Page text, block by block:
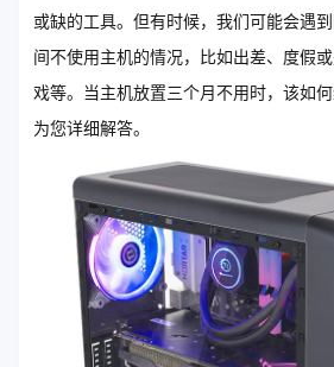
或缺的工具。但有时候，我们可能会遇
间不使用主机的情况，比如出差、度假
戏等。当主机放置三个月不用时，该如
为您详细解答。